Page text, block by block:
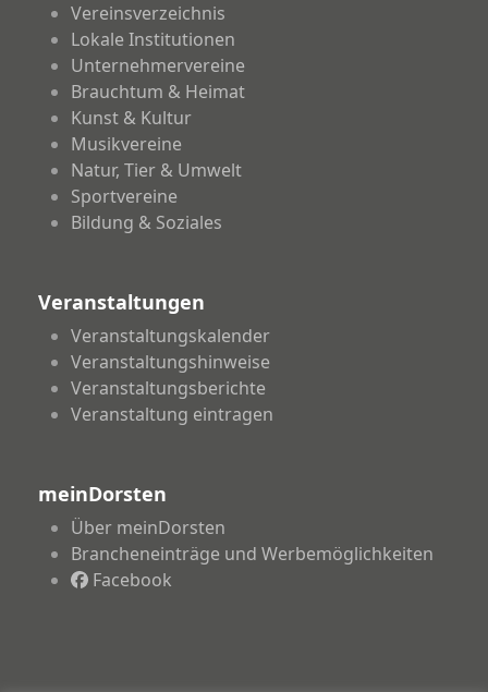
Vereinsverzeichnis
Lokale Institutionen
Unternehmervereine
Brauchtum & Heimat
Kunst & Kultur
Musikvereine
Natur, Tier & Umwelt
Sportvereine
Bildung & Soziales
Veranstaltungen
Veranstaltungskalender
Veranstaltungshinweise
Veranstaltungsberichte
Veranstaltung eintragen
meinDorsten
Über meinDorsten
Brancheneinträge und Werbemöglichkeiten
Facebook